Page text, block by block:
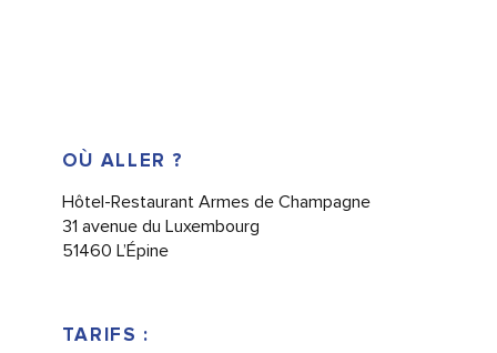
OÙ ALLER ?
Hôtel-Restaurant Armes de Champagne
31 avenue du Luxembourg
51460 L’Épine
TARIFS :